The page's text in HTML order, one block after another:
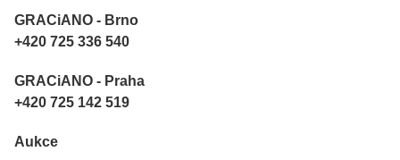
GRACiANO - Brno
+420 725 336 540
GRACiANO - Praha
+420 725 142 519
Aukce